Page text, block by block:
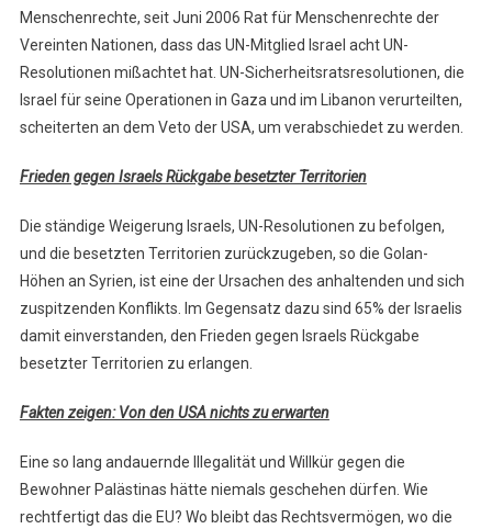
Menschenrechte, seit Juni 2006 Rat für Menschenrechte der
Vereinten Nationen, dass das UN-Mitglied Israel acht UN-
Resolutionen mißachtet hat. UN-Sicherheitsratsresolutionen, die
Israel für seine Operationen in Gaza und im Libanon verurteilten,
scheiterten an dem Veto der USA, um verabschiedet zu werden.
Frieden gegen Israels Rückgabe besetzter Territorien
Die ständige Weigerung Israels, UN-Resolutionen zu befolgen,
und die besetzten Territorien zurückzugeben, so die Golan-
Höhen an Syrien, ist eine der Ursachen des anhaltenden und sich
zuspitzenden Konflikts. Im Gegensatz dazu sind 65% der Israelis
damit einverstanden, den Frieden gegen Israels Rückgabe
besetzter Territorien zu erlangen.
Fakten zeigen: Von den USA nichts zu erwarten
Eine so lang andauernde Illegalität und Willkür gegen die
Bewohner Palästinas hätte niemals geschehen dürfen. Wie
rechtfertigt das die EU? Wo bleibt das Rechtsvermögen, wo die